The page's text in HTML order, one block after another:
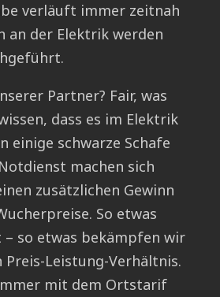
verläuft immer zeitnah
an der Elektrik werden
Partner? Fair, was
dass es im Elektrik
einige schwarze Schafe
machen sich
zusätzlichen Gewinn
So etwas
– so etwas bekämpfen wir
Leistung-Verhältnis.
mit dem Ortstarif